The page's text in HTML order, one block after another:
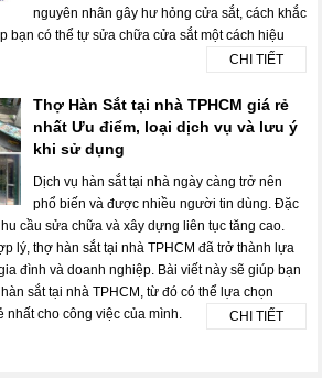
nguyên nhân gây hư hỏng cửa sắt, cách khắc
bạn có thể tự sửa chữa cửa sắt một cách hiệu
CHI TIẾT
Thợ Hàn Sắt tại nhà TPHCM giá rẻ
nhất Ưu điểm, loại dịch vụ và lưu ý
khi sử dụng
Dịch vụ hàn sắt tại nhà ngày càng trở nên
phổ biến và được nhiều người tin dùng. Đặc
cầu sửa chữa và xây dựng liên tục tăng cao.
lý, thợ hàn sắt tại nhà TPHCM đã trở thành lựa
đình và doanh nghiệp. Bài viết này sẽ giúp bạn
sắt tại nhà TPHCM, từ đó có thể lựa chọn
cho công việc của mình.
CHI TIẾT